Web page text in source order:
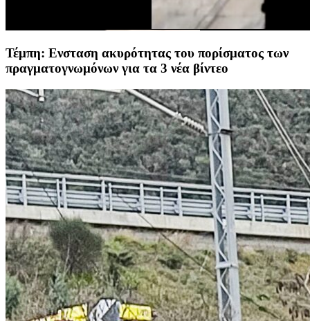
Τέμπη: Ενσταση ακυρότητας του πορίσματος των
πραγματογνωμόνων για τα 3 νέα βίντεο